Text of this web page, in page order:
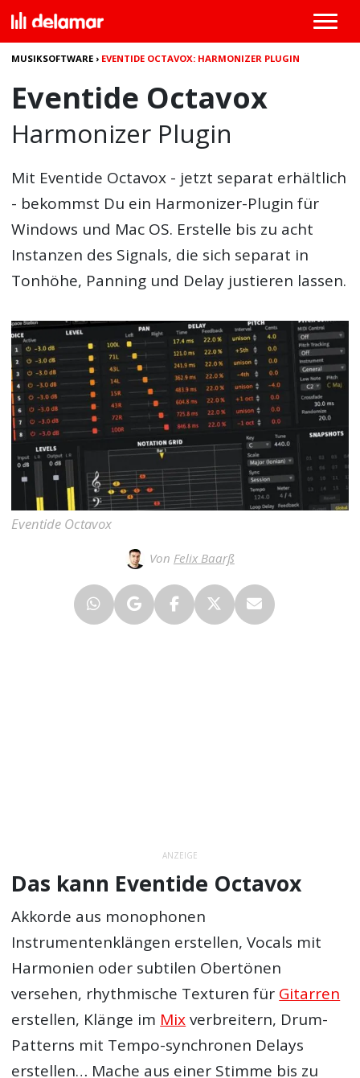
MUSIKSOFTWARE › EVENTIDE OCTAVOX: HARMONIZER PLUGIN
Eventide Octavox
Harmonizer Plugin
Mit Eventide Octavox - jetzt separat erhältlich
- bekommst Du ein Harmonizer-Plugin für
Windows und Mac OS. Erstelle bis zu acht
Instanzen des Signals, die sich separat in
Tonhöhe, Panning und Delay justieren lassen.
Eventide Octavox
Von Felix Baarß
ANZEIGE
Das kann Eventide Octavox
Akkorde aus monophonen
Instrumentenklängen erstellen, Vocals mit
Harmonien oder subtilen Obertönen
versehen, rhythmische Texturen für Gitarren
erstellen, Klänge im Mixverbreitern, Drum-
Patterns mit Tempo-synchronen Delays
erstellen… Mache aus einer Stimme bis zu